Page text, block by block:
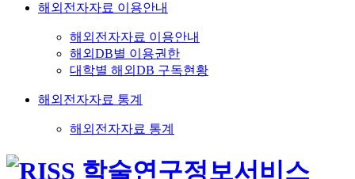
해외전자자료 이용안내
해외전자자료 이용안내
해외DB별 이용권한
대학별 해외DB 구독현황
해외전자자료 통계
해외전자자료 통계